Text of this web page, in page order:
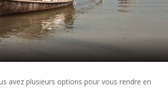
avez plusieurs options pour vous rendre en